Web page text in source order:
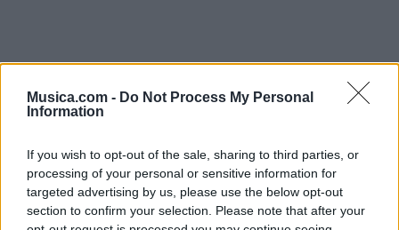
Musica.com - Do Not Process My Personal
Information
If you wish to opt-out of the sale, sharing to third parties, or
processing of your personal or sensitive information for
targeted advertising by us, please use the below opt-out
section to confirm your selection. Please note that after your